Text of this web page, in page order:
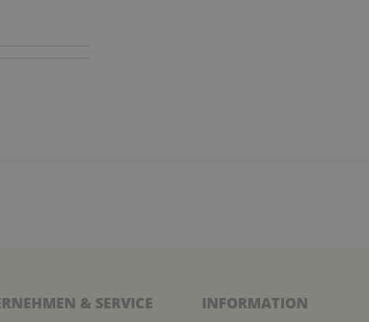
& SERVICE
INFORMATION